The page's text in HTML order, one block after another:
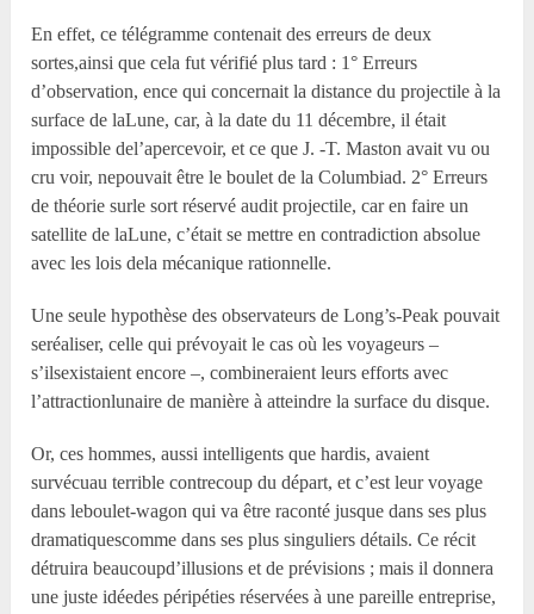
En effet, ce télégramme contenait des erreurs de deux
sortes,ainsi que cela fut vérifié plus tard : 1° Erreurs
d’observation, ence qui concernait la distance du projectile à la
surface de laLune, car, à la date du 11 décembre, il était
impossible del’apercevoir, et ce que J. -T. Maston avait vu ou
cru voir, nepouvait être le boulet de la Columbiad. 2° Erreurs
de théorie surle sort réservé audit projectile, car en faire un
satellite de laLune, c’était se mettre en contradiction absolue
avec les lois dela mécanique rationnelle.
Une seule hypothèse des observateurs de Long’s-Peak pouvait
seréaliser, celle qui prévoyait le cas où les voyageurs –
s’ilsexistaient encore –, combineraient leurs efforts avec
l’attractionlunaire de manière à atteindre la surface du disque.
Or, ces hommes, aussi intelligents que hardis, avaient
survécuau terrible contrecoup du départ, et c’est leur voyage
dans leboulet-wagon qui va être raconté jusque dans ses plus
dramatiquescomme dans ses plus singuliers détails. Ce récit
détruira beaucoupd’illusions et de prévisions ; mais il donnera
une juste idéedes péripéties réservées à une pareille entreprise,